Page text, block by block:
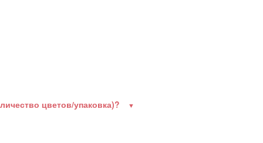
цветов/упаковка)?